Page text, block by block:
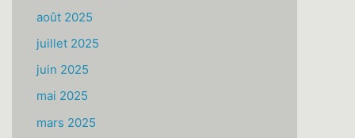
août 2025
juillet 2025
juin 2025
mai 2025
mars 2025